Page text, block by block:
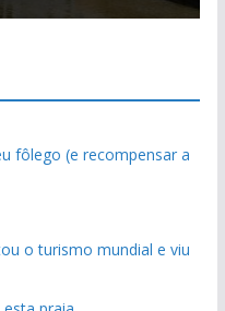
fôlego (e recompensar a
o turismo mundial e viu